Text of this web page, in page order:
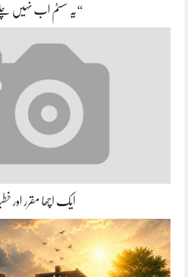
“یہ سسٹم اب نہیں
ایک اچھا مقرر اور